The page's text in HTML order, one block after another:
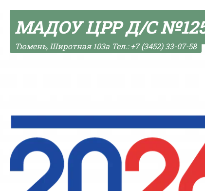
МАДОУ ЦРР Д/С
Тюмень, Широтная 103а Тел.: +7 (3452) 33-07-58